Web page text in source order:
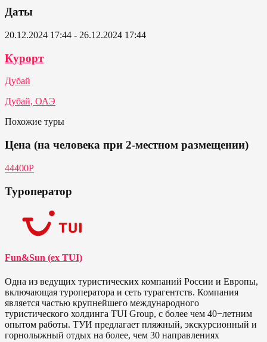
Даты
20.12.2024 17:44 - 26.12.2024 17:44
Курорт
Дубай
Дубай, ОАЭ
Похожие туры
Цена (на человека при 2-местном размещении)
44400Р
Туроператор
Fun&Sun (ex TUI)
Одна из ведущих туристических компаний России и Европы,
включающая туроператора и сеть турагентств. Компания
является частью крупнейшего международного
туристического холдинга TUI Group, с более чем 40−летним
опытом работы. ТУИ предлагает пляжный, экскурсионный и
горнолыжный отдых на более, чем 30 направлениях